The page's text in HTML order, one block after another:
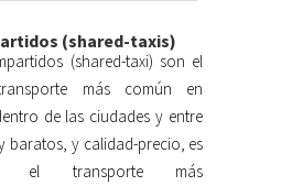
(shared-taxis)
(shared-taxi) son el
más común en
de las ciudades y entre
baratos, y calidad-precio, es
el transporte más